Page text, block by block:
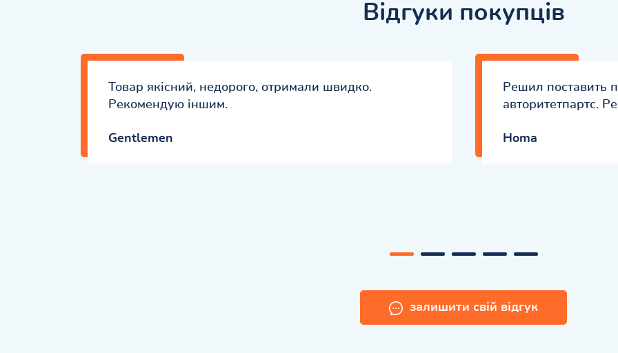
Відгуки покупців
Товар якісний, недорого, отримали швидко.
Рекомендую іншим.
Gentlemen
Решил поставить
авторитетпартс.
Homa
залишити свій відгук